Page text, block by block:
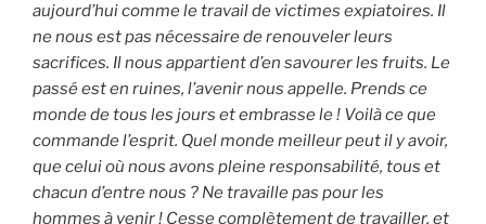
aujourd’hui comme le travail de victimes expiatoires. Il
ne nous est pas nécessaire de renouveler leurs
sacrifices. Il nous appartient d’en savourer les fruits. Le
passé est en ruines, l’avenir nous appelle. Prends ce
monde de tous les jours et embrasse le ! Voilà ce que
commande l’esprit. Quel monde meilleur peut il y avoir,
que celui où nous avons pleine responsabilité, tous et
chacun d’entre nous ? Ne travaille pas pour les
hommes à venir ! Cesse complètement de travailler, et